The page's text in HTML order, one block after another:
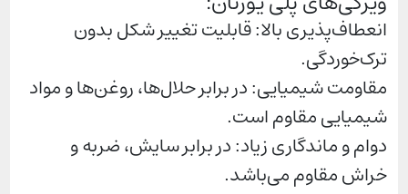
انعطاف‌پذیری بالا: قابلیت تغییر شکل بدون
ترک‌خوردگی.
مقاومت شیمیایی: در برابر حلال‌ها، روغن‌ها و مواد
شیمیایی مقاوم است.
دوام و ماندگاری زیاد: در برابر سایش، ضربه و
خراش مقاوم می‌باشد.